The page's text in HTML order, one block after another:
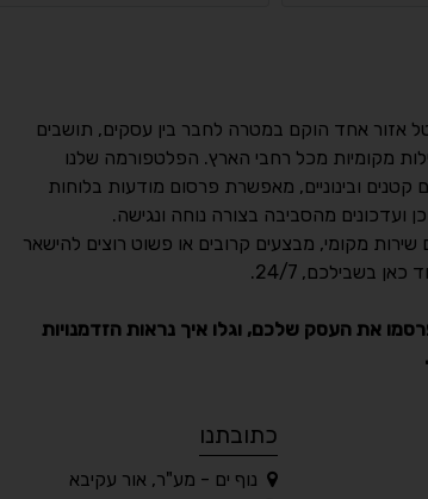
אזור אחד הוקם במטרה לחבר בין עסקים, תושבים
מקומיות מכל רחבי הארץ. הפלטפורמה שלנו
ובינוניים, מאפשרת פרסום מודעות בלוחות
ועדכונים מהסביבה בצורה נוחה ונגישה.
מקומי, מבצעים קרובים או פשוט רוצים להישאר
בשבילכם, 24/7.
את העסק שלכם, וגלו איך נראות הזדמנויות
כתובתנו
נוף ים - מע"ר, אור עקיבא